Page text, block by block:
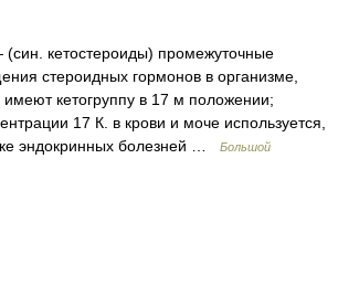
кетостероиды) промежуточные
стероидных гормонов в организме,
кетогруппу в 17 м положении;
17 К. в крови и моче используется,
эндокринных болезней …
Большой